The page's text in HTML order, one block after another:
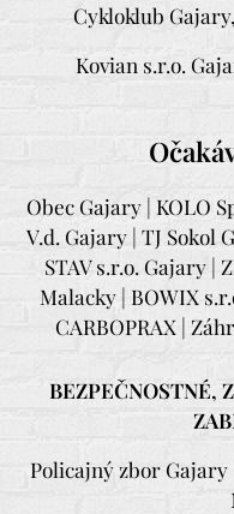
Cykloklub Gajary,
Kovian s.r.o.
Obec Gajary | KOLO
V.d. Gajary | TJ Sokol
STAV s.r.o. Gajary |
Malacky | BOWIX
CARBOPRAX |
BEZPEČNOSTNÉ,
Policajný zbor